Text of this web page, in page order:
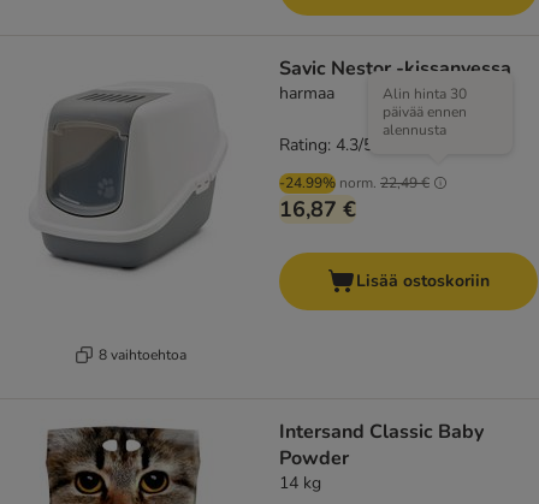
8 vaihtoehtoa
Savic Nestor -kissanvessa
harmaa
-24.99% norm. 22,49 €
Alin hinta 30
päivää ennen
alennusta
16,87 €
Rating: 4.3/5
Lisää ostoskoriin
Intersand Classic Baby
Powder
14 kg